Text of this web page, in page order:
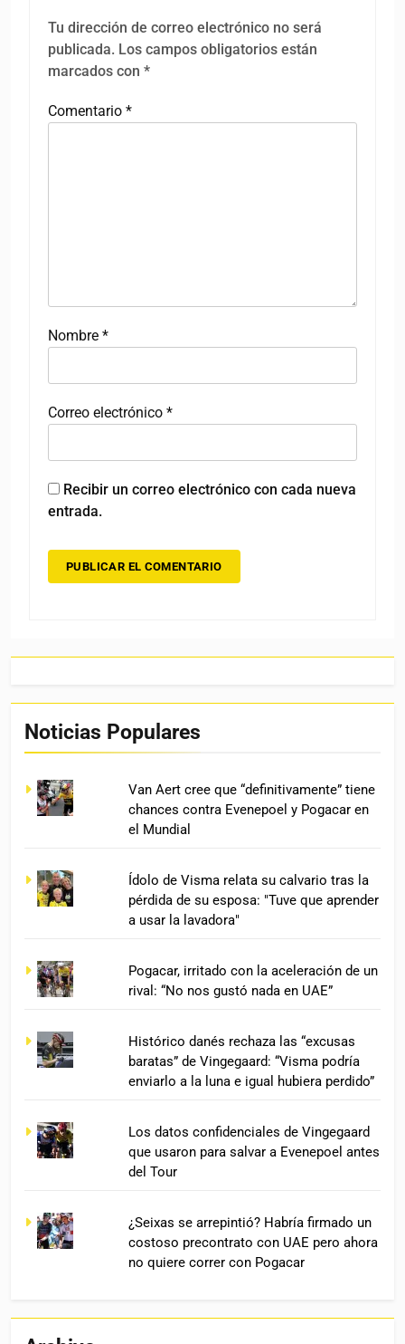
Tu dirección de correo electrónico no será
publicada. Los campos obligatorios están
marcados con *
Comentario *
Nombre *
Correo electrónico *
Recibir un correo electrónico con cada nueva
entrada.
Noticias Populares
Van Aert cree que “definitivamente” tiene
chances contra Evenepoel y Pogacar en
el Mundial
Ídolo de Visma relata su calvario tras la
pérdida de su esposa: "Tuve que aprender
a usar la lavadora"
Pogacar, irritado con la aceleración de un
rival: “No nos gustó nada en UAE”
Histórico danés rechaza las “excusas
baratas” de Vingegaard: “Visma podría
enviarlo a la luna e igual hubiera perdido”
Los datos confidenciales de Vingegaard
que usaron para salvar a Evenepoel antes
del Tour
¿Seixas se arrepintió? Habría firmado un
costoso precontrato con UAE pero ahora
no quiere correr con Pogacar